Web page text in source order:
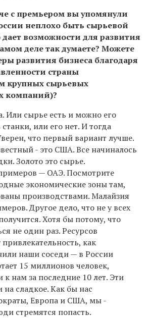
с премьером вы упомянули
неплохо быть сырьевой
дает возможности для развития
деле так думаете? Можете
развития бизнеса благодаря
страны
крупных сырьевых
компаний)?
Или сырье есть и можно его
или его нет. И тогда
что первый вариант лучше.
- это США. Все начиналось
Золото это сырье.
— ОАЭ. Посмотрите
экономические зоны там,
производствами. Малайзия
Другое дело, что не у всех
Хотя бы потому, что
не один раз. Ресурсов
как
наши соседи — в России
15 миллионов человек,
к нам за последние 10 лет. Эти
на сладкое. Как бы нас
Европа и США, мы -
стремятся попасть.